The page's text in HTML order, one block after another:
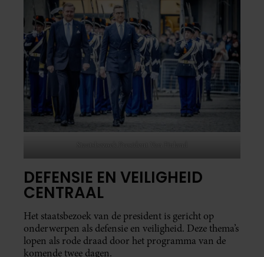
Staatsbezoek President Van Finland
DEFENSIE EN VEILIGHEID
CENTRAAL
Het staatsbezoek van de president is gericht op
onderwerpen als defensie en veiligheid. Deze thema’s
lopen als rode draad door het programma van de
komende twee dagen.